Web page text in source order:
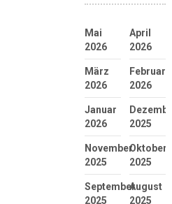
Mai
2026
April
2026
März
2026
Februar
2026
Januar
2026
2025
November
2025
Oktober
2025
September
2025
August
2025